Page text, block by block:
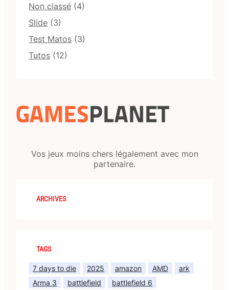
Non classé (4)
Slide (3)
Test Matos (3)
Tutos (12)
Vos jeux moins chers légalement avec mon
partenaire.
ARCHIVES
TAGS
7 days to die 2025 amazon AMD
ark
Arma 3
battlefield battlefield 6